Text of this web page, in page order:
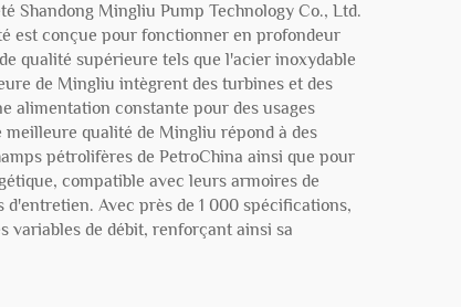
Shandong Mingliu Pump Technology Co., Ltd.
est conçue pour fonctionner en profondeur
qualité supérieure tels que l'acier inoxydable
de Mingliu intègrent des turbines et des
alimentation constante pour des usages
qualité de Mingliu répond à des
pétrolifères de PetroChina ainsi que pour
compatible avec leurs armoires de
Avec près de 1 000 spécifications,
variables de débit, renforçant ainsi sa